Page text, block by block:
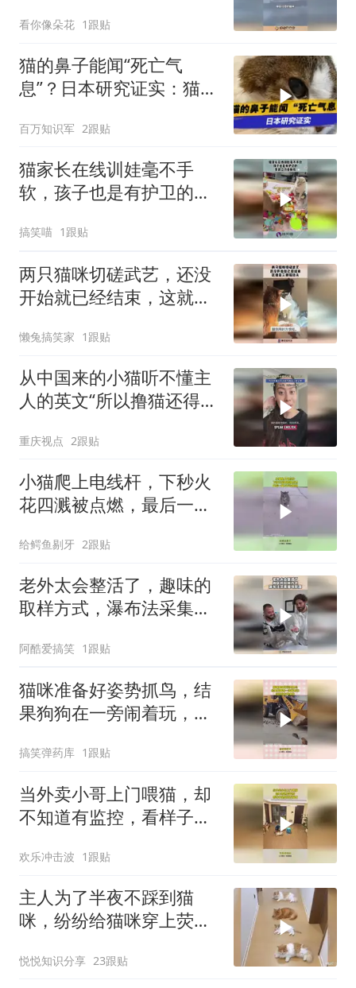
看你像朵花 1跟贴
猫的鼻子能闻“死亡气
息”？日本研究证实：猫咪
百万知识军 2跟贴
猫家长在线训娃毫不手
软，孩子也是有护卫的，
搞笑喵 1跟贴
两只猫咪切磋武艺，还没
开始就已经结束，这就是
懒兔搞笑家 1跟贴
从中国来的小猫听不懂主
人的英文“所以撸猫还得下
重庆视点 2跟贴
小猫爬上电线杆，下秒火
花四溅被点燃，最后一幕
给鳄鱼剔牙 2跟贴
老外太会整活了，趣味的
取样方式，瀑布法采集猫
阿酷爱搞笑 1跟贴
猫咪准备好姿势抓鸟，结
果狗狗在一旁闹着玩，狐
搞笑弹药库 1跟贴
当外卖小哥上门喂猫，却
不知道有监控，看样子是
欢乐冲击波 1跟贴
主人为了半夜不踩到猫
咪，纷纷给猫咪穿上荧光
悦悦知识分享 23跟贴